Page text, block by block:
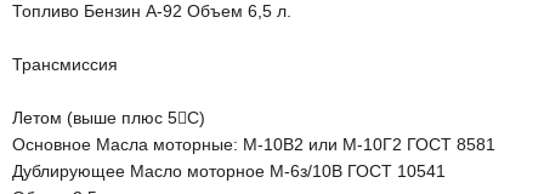
Топливо Бензин А-92 Объем 6,5 л.
Трансмиссия
Летом (выше плюс 5С)
Основное Масла моторные: М-10В2 или М-10Г2 ГОСТ 8581
Дублирующее Масло моторное М-6з/10В ГОСТ 10541